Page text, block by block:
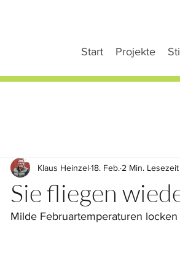
Start Projekte
Sie fliegen
Klaus Heinzel 18. Feb. 2 Min. Lesezeit
Milde Februartemperaturen